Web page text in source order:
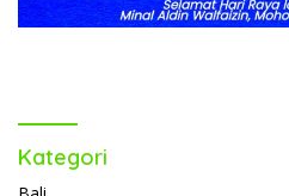
Kategori